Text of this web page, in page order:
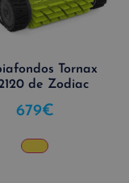
Tornax
de Zodiac
679€